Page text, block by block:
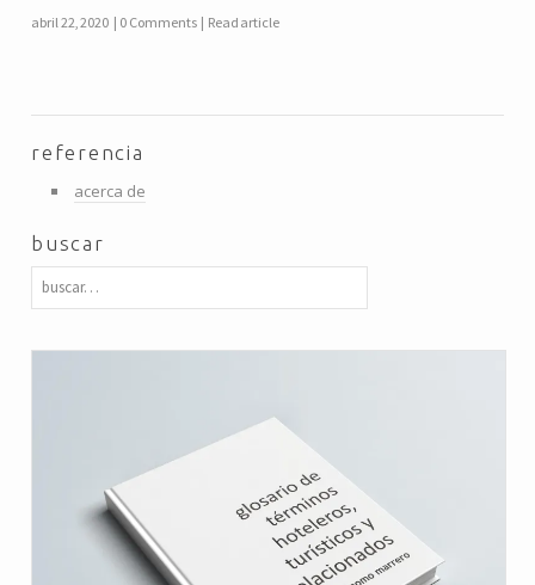
abril 22, 2020 0 Comments Read article
referencia
acerca de
buscar